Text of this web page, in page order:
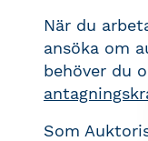
När du
ansöka om
behöver du
Som